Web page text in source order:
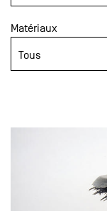
Matériaux